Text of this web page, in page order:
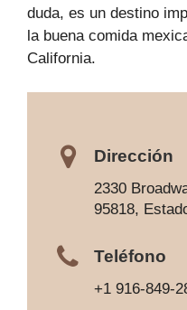
duda, es un destino
la buena comida
California.
Dirección
2330
95818,
Teléfono
+1 916-849-